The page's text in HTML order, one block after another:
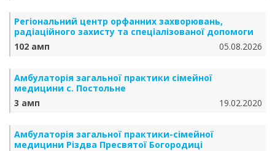
Регіональний центр орфанних захворювань,
радіаційного захисту та спеціалізованої допомоги
102 амп
05.08.2026
Амбулаторія загальної практики сімейної
медицини с. Постольне
3 амп
19.02.2020
Амбулаторія загальної практики-сімейної
медицини Різдва Пресвятої Богородиці